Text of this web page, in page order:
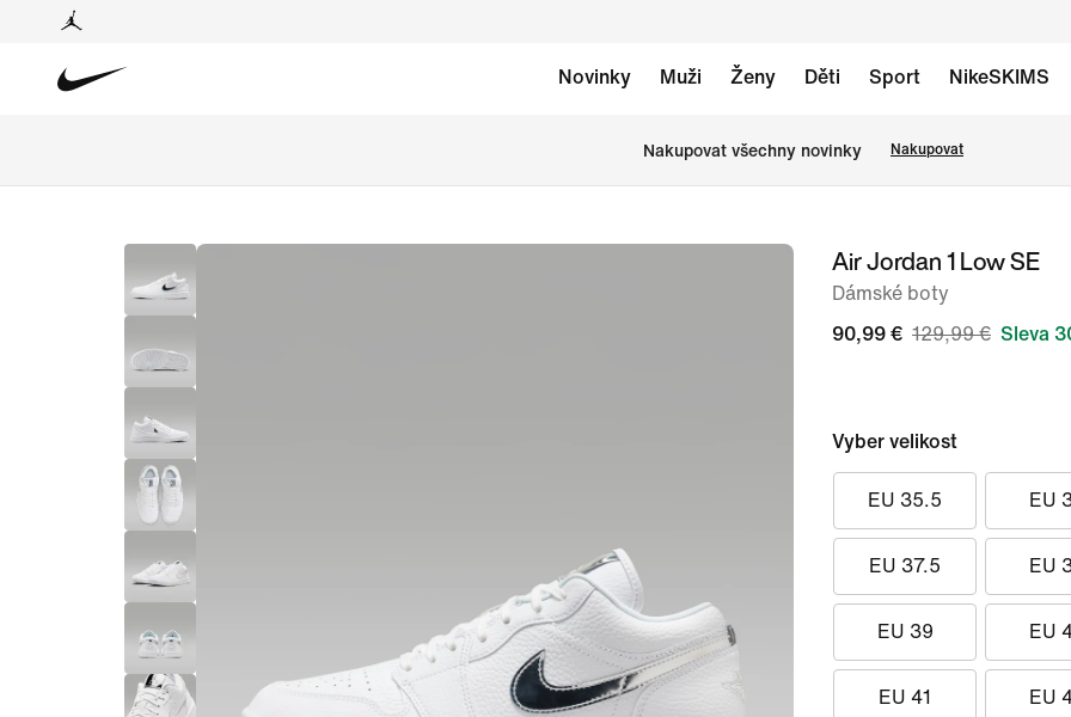
Novinky Muži Ženy Děti Sport NikeSKIMS
Nakupovat všechny novinky Nakupovat
obrázekAir Jordan 1 Low SE
Dámské boty
90,99 € 129,99 € Sleva
Vyber velikost
EU 35.5 EU
EU 37.5 EU
EU 39 EU
EU 41 EU